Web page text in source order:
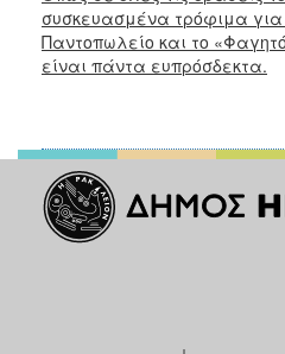
συσκευασμένα τρόφιμα για
Παντοπωλείο και το
είναι πάντα ευπρόσδεκτα.